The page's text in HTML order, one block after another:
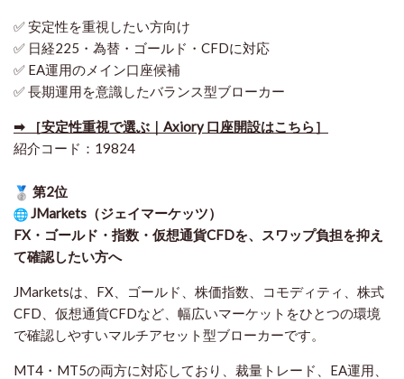
✅ 安定性を重視したい方向け
✅ 日経225・為替・ゴールド・CFDに対応
✅ EA運用のメイン口座候補
✅ 長期運用を意識したバランス型ブローカー
➡ ［安定性重視で選ぶ｜Axiory 口座開設はこちら］
紹介コード：19824
第2位
JMarkets（ジェイマーケッツ）
FX・ゴールド・指数・仮想通貨CFDを、スワップ負担を抑え
て確認したい方へ
JMarketsは、FX、ゴールド、株価指数、コモディティ、株式
CFD、仮想通貨CFDなど、幅広いマーケットをひとつの環境
で確認しやすいマルチアセット型ブローカーです。
MT4・MT5の両方に対応しており、裁量トレード、EA運用、